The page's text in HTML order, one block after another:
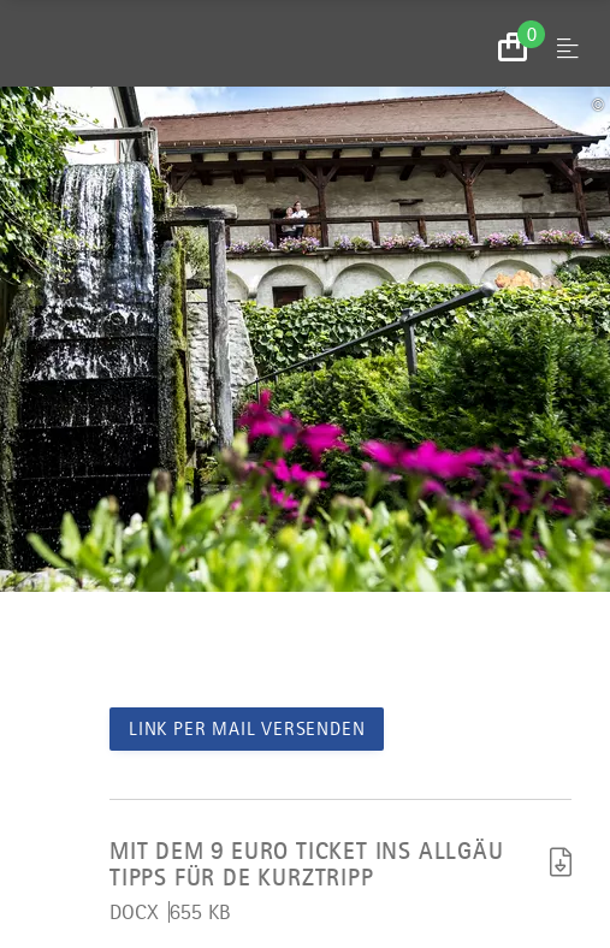
0
Zum
Warenkorb
Menu
©
LINK PER MAIL VERSENDEN
MIT DEM 9 EURO TICKET INS ALLGÄU
TIPPS FÜR DE KURZTRIPP
DOCX 655 KB
dem
9
Euro
Ticket
ins